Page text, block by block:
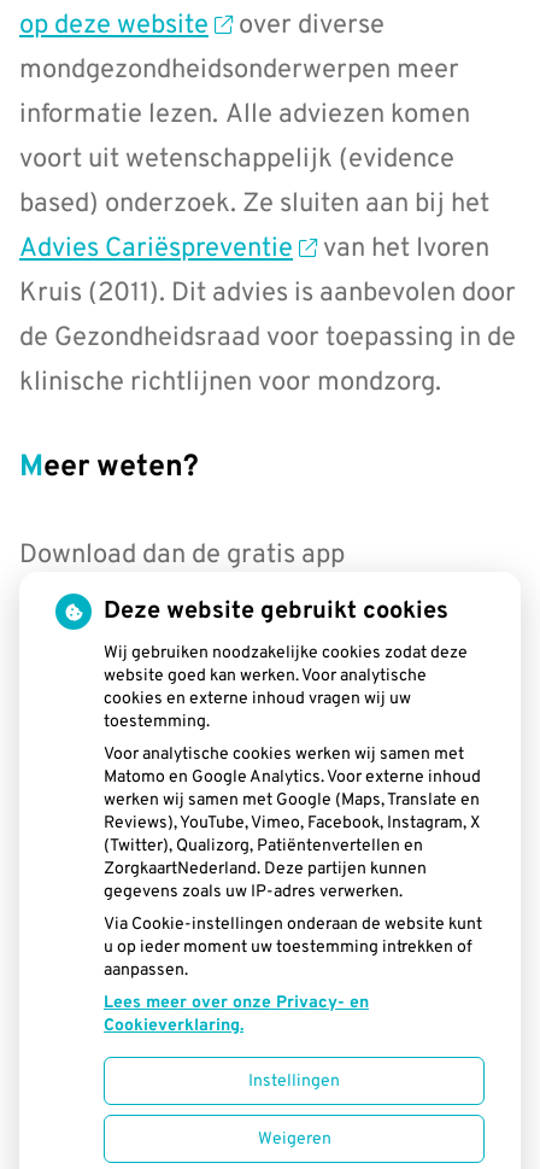
op deze website
over diverse
mondgezondheidsonderwerpen meer
informatie lezen. Alle adviezen komen
voort uit wetenschappelijk (evidence
based) onderzoek. Ze sluiten aan bij het
Advies Cariëspreventie
van het Ivoren
Kruis (2011). Dit advies is aanbevolen door
de Gezondheidsraad voor toepassing in de
klinische richtlijnen voor mondzorg.
Meer weten?
Download dan de gratis app
GezondeMond. De app is beschikbaar voor
Android en tablets en verkrijgbaar via
Google Play.
De app vooriPhone en iPad
is te vinden in de App Store van iTunes
« Terug naar het overzicht
Uw Zorg Online|Beheer
Deze website gebruikt cookies
Wij gebruiken noodzakelijke cookies zodat deze
website goed kan werken. Voor analytische
cookies en externe inhoud vragen wij uw
toestemming.
Voor analytische cookies werken wij samen met
Matomo en Google Analytics. Voor externe inhoud
werken wij samen met Google (Maps, Translate en
Reviews), YouTube, Vimeo, Facebook, Instagram, X
(Twitter), Qualizorg, Patiëntenvertellen en
ZorgkaartNederland. Deze partijen kunnen
gegevens zoals uw IP-adres verwerken.
Via Cookie-instellingen onderaan de website kunt
u op ieder moment uw toestemming intrekken of
aanpassen.
Lees meer over onze Privacy- en
Cookieverklaring.
Instellingen
Weigeren